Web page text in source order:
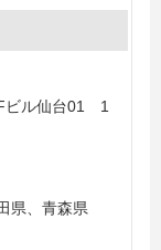
ビル仙台01 1
県、青森県